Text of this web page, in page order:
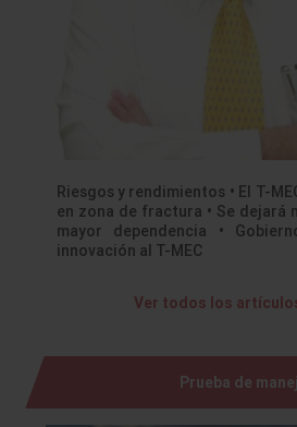
Riesgos y rendimientos • El T-
en zona de fractura • Se dejará
mayor dependencia •
innovación al T-MEC
Ver todos los
Prueba de